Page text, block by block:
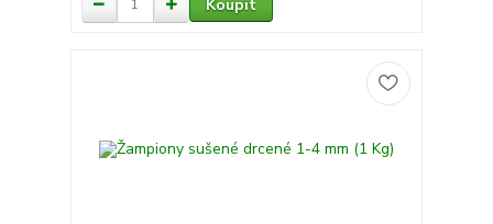
Koupit